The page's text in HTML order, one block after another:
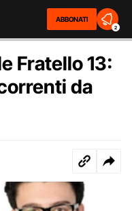
ABBONATI
2
Fratello 13:
da